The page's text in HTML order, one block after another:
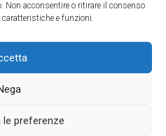
Non acconsentire o ritirare il consenso
e funzioni.
le preferenze
porte pronto intervento 24
Powered by
Sostituzione serrature 24h
Torino